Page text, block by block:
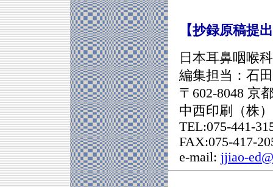
【抄録原稿提
日本耳鼻咽喉
編集担当：石
〒602-8048 京
中西印刷（株
TEL:075-441-
FAX:075-417-
e-mail: jjiao-